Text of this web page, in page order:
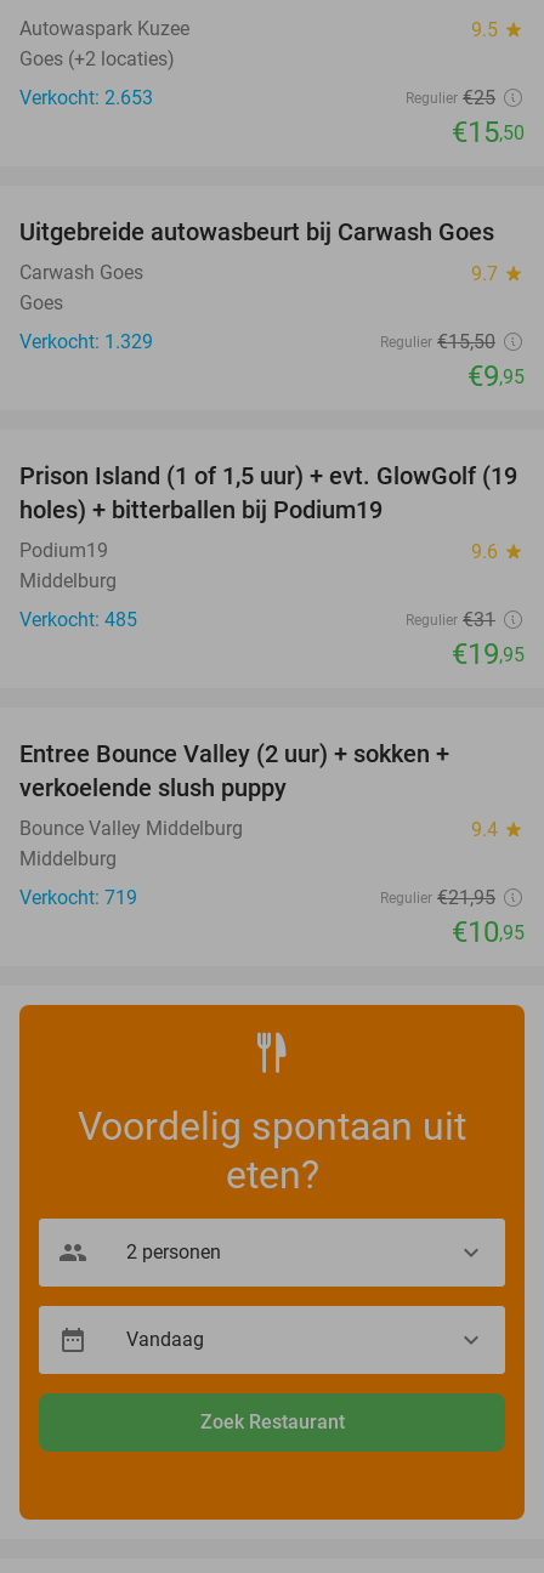
Autowaspark Kuzee 9.5 star
Goes (+2 locaties)
Verkocht: 2.653
Regulier €25
€15,50
36%
Uitgebreide autowasbeurt bij Carwash Goes
Carwash Goes 9.7 star
Goes
Verkocht: 1.329
Regulier €15,50
€9,95
36%
Prison Island (1 of 1,5 uur) + evt. GlowGolf (19
holes) + bitterballen bij Podium19
Podium19 9.6 star
Middelburg
Verkocht: 485
Regulier €31
€19,95
Entree Bounce Valley (2 uur) + sokken +
verkoelende slush puppy
Bounce Valley Middelburg 9.4 star
Middelburg
Verkocht: 719
Regulier €21,95
€10,95
Voordelig spontaan uit
eten?
Zoek Restaurant